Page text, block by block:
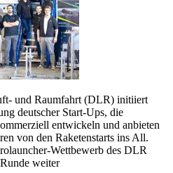
und Raumfahrt (DLR) initiiert
deutscher Start-Ups, die
entwickeln und anbieten
von den Raketenstarts ins All.
Wettbewerb des DLR
weiter